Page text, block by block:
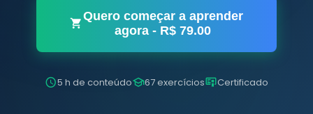
Quero começar a aprender
agora - R$ 79.00
5 h de conteúdo 67 exercícios Certificado